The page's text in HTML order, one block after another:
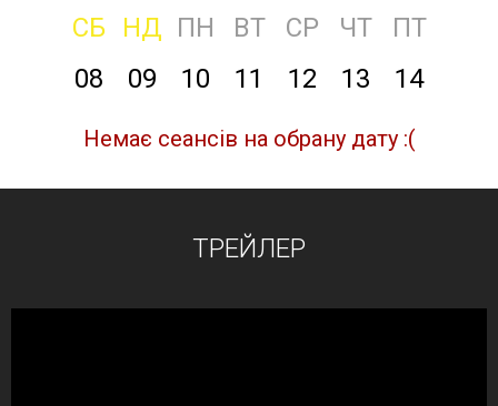
СБ НД ПН ВТ СР ЧТ
ПТ
08
09 10 11 12 13 14
Немає сеансів на обрану дату :(
ТРЕЙЛЕР